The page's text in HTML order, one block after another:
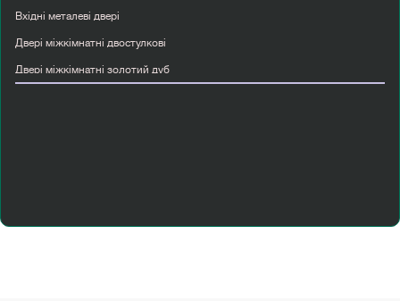
Вхідні металеві двері
Двері міжкімнатні двостулкові
Двері міжкімнатні золотий дуб
Купити вхідні двері київ